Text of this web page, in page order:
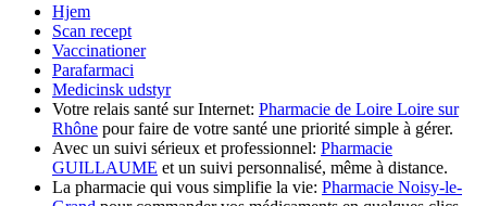
Hjem
Scan recept
Vaccinationer
Parafarmaci
Medicinsk udstyr
Votre relais santé sur Internet: Pharmacie de Loire Loire sur
Rhône pour faire de votre santé une priorité simple à gérer.
Avec un suivi sérieux et professionnel: Pharmacie
GUILLAUME et un suivi personnalisé, même à distance.
La pharmacie qui vous simplifie la vie: Pharmacie Noisy-le-